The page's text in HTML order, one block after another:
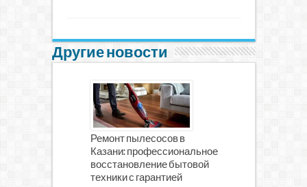
Другие новости
Ремонт пылесосов в
Казани: профессиональное
восстановление бытовой
техники с гарантией